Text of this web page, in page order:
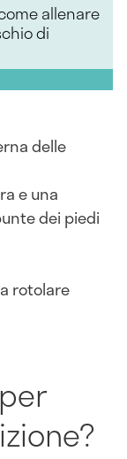
allenare
di
delle
e una
dei piedi
rotolare